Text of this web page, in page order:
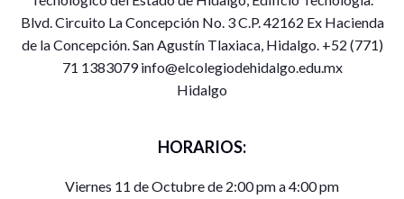
Blvd. Circuito La Concepción No. 3 C.P. 42162 Ex Hacienda
de la Concepción. San Agustín Tlaxiaca, Hidalgo. +52 (771)
71 1383079 info@elcolegiodehidalgo.edu.mx
Hidalgo
HORARIOS:
Viernes 11 de Octubre de 2:00 pm a 4:00 pm